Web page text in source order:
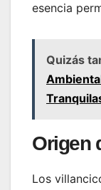
esencia
Quizás
Origen
Los